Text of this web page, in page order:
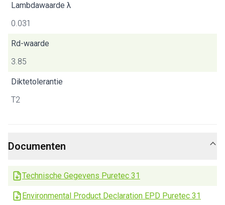
Lambdawaarde λ
0.031
Rd-waarde
3.85
Diktetolerantie
T2
Documenten
Technische Gegevens Puretec 31
Environmental Product Declaration EPD Puretec 31